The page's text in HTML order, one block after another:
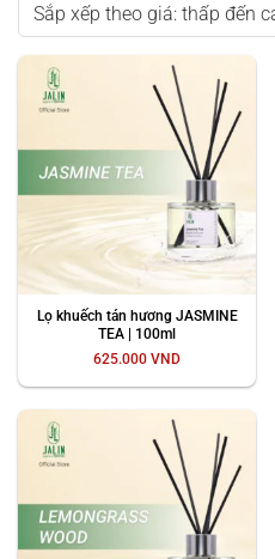
Lọ khuếch tán hương JASMINE
TEA | 100ml
625.000 VND